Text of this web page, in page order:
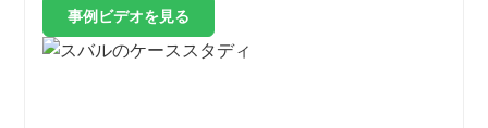
事例ビデオを見る